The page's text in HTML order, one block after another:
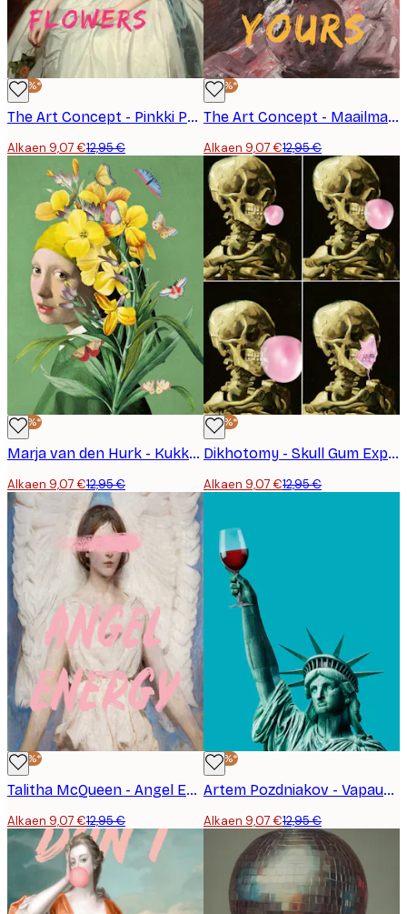
-30%*
The Art Concept - Pinkki Purukumimuotokuva Juliste
Alkaen 9,07 €12,95 €
-30%*
The Art Concept - Maailma On Sinun Kukat Juliste
Alkaen 9,07 €12,95 €
-30%*
Marja van den Hurk - Kukkainen Unelmamuotokuva Juliste
Alkaen 9,07 €12,95 €
-30%*
Dikhotomy - Skull Gum Explosion Juliste
Alkaen 9,07 €12,95 €
-30%*
Talitha McQueen - Angel Energy Portrait Juliste
Alkaen 9,07 €12,95 €
-30%*
Artem Pozdniakov - Vapaudenpatsas Kippis Juliste
Alkaen 9,07 €12,95 €